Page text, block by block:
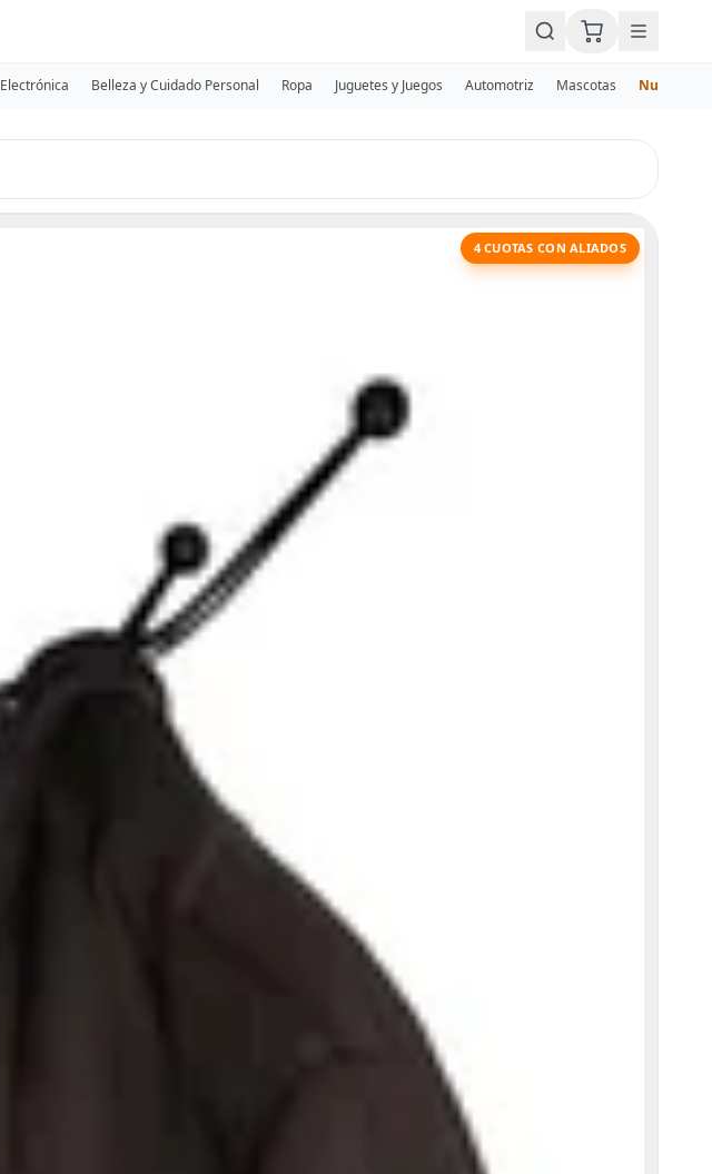
Electrónica Belleza y Cuidado Personal Ropa Juguetes y Juegos Automotriz Mascotas Nuevos
4 CUOTAS CON ALIADOS